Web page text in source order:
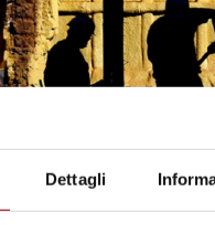
Dettagli